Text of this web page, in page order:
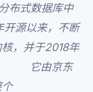
布式数据库中
开源以来，不断
，并于2018年
。 它由京东